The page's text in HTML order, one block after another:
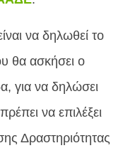
να δηλωθεί το
θα ασκήσει ο
για να δηλώσει
να επιλέξει
Δραστηριότητας